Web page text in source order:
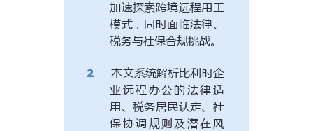
加速探索跨境远程用工
模式，同时面临法律、
税务与社保合规挑战。
本文系统解析比利时企
业远程办公的法律适
用、税务居民认定、社
保协调规则及潜在风